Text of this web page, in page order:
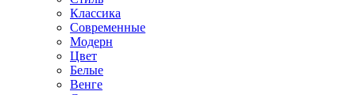
Классика
Современные
Модерн
Цвет
Белые
Венге